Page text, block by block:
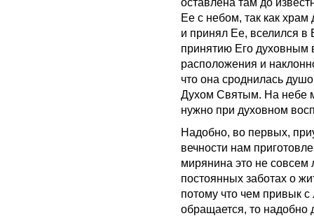
оставлена там до
Ее с небом, так как
и принял Ее, вселился в
принятию Его духовным
расположения и
что она сроднилась
Духом Святым. На небе
нужно при духовном
Надобно, во первых,
вечности нам
мирянина это не совсем
постоянных заботах о
потому что чем привык
обращается, то надобно